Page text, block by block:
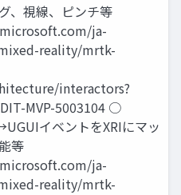
、視線、ピンチ等
ja-
reality/mrtk-
interactors?
MVP-5003104 ○
イベントをXRIにマッ
等
ja-
reality/mrtk-